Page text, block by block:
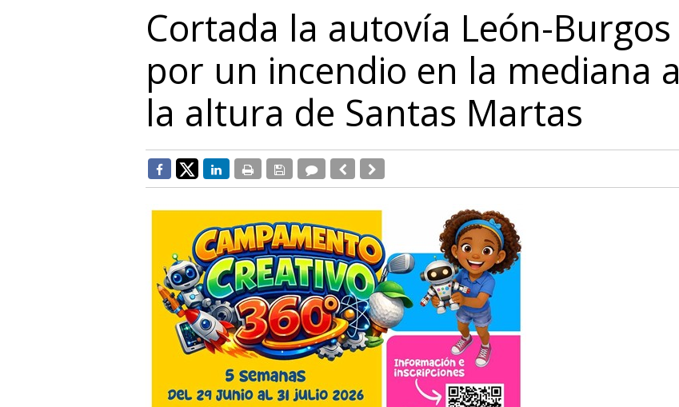
Cortada la autovía León-Burgos
por un incendio en la mediana a
la altura de Santas Martas